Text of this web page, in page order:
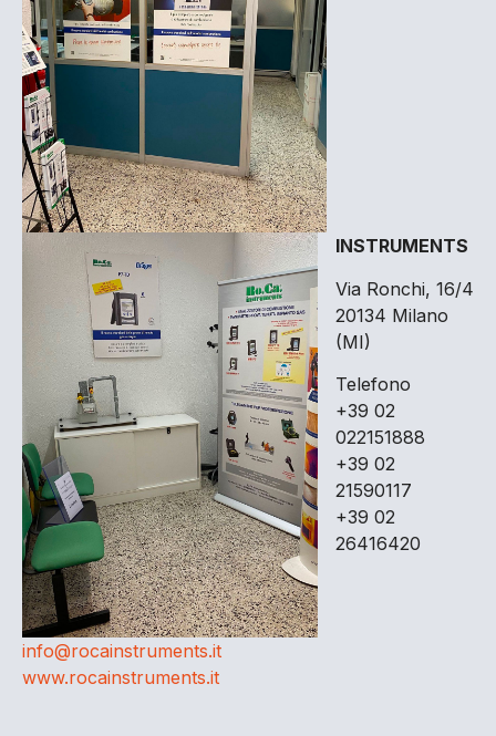
INSTRUMENTS
Via Ronchi, 16/4
20134 Milano
(MI)
Telefono
+39 02
022151888
+39 02
21590117
+39 02
26416420
info@rocainstruments.it
www.rocainstruments.it